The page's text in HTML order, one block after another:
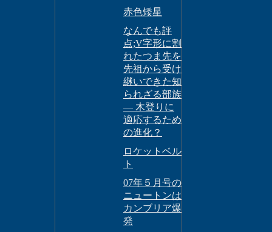
赤色矮星
なんでも評
点;V字形に割
れたつま先を
先祖から受け
継いできた知
られざる部族
― 木登りに
適応するため
の進化？
ロケットベル
ト
07年５月号の
ニュートンは
カンブリア爆
発